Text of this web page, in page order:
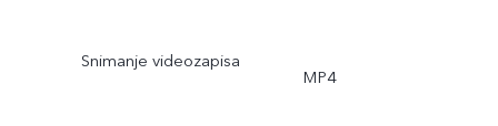
Snimanje videozapisa
MP4